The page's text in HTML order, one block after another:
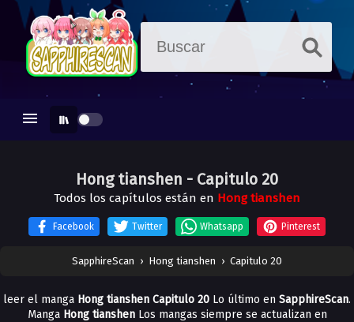
Hong tianshen - Capitulo 20
Todos los capítulos están en Hong tianshen
Facebook Twitter Whatsapp Pinterest
SapphireScan › Hong tianshen › Capitulo 20
leer el manga Hong tianshen Capitulo 20 Lo último en SapphireScan.
Manga Hong tianshen Los mangas siempre se actualizan en